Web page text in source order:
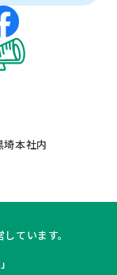
本社内
ています。